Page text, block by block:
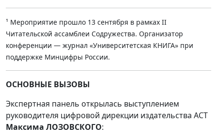
¹ Мероприятие прошло 13 сентября в рамках II
Читательской ассамблеи Содружества. Организатор
конференции — журнал «Университетская КНИГА» при
поддержке Минцифры России.
ОСНОВНЫЕ ВЫЗОВЫ
Экспертная панель открылась выступлением
руководителя цифровой дирекции издательства АСТ
Максима ЛОЗОВСКОГО: